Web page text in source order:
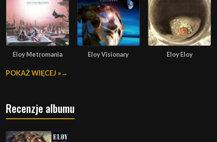
Eloy Metromania Eloy Visionary Eloy Eloy
POKAŻ WIĘCEJ »
Recenzje albumu